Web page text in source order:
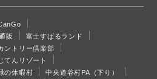
販
富士すばるランド
ントリー倶楽部
てんリゾート
の休暇村
中央道谷村PA（下り）